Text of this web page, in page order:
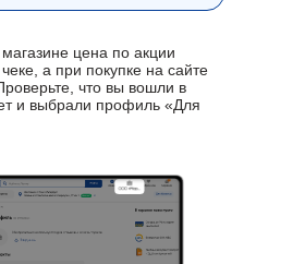
цена по акции
а при покупке на сайте
что вы вошли в
и выбрали профиль «Для